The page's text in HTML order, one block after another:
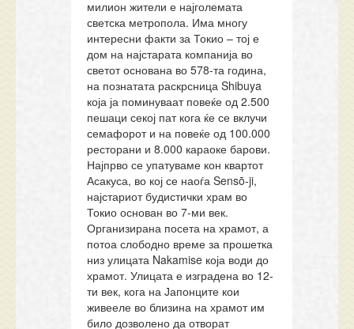
милион жители е најголемата
светска метропола. Има многу
интересни факти за Токио – тој е
дом на најстарата компанија во
светот основана во 578-та година,
на познатата раскрсница Shibuya
која ја поминуваат повеќе од 2.500
пешаци секој пат кога ќе се вклучи
семафорот и на повеќе од 100.000
ресторани и 8.000 караоке барови.
Најпрво се упатуваме кон квартот
Асакуса, во кој се наоѓа Sensō-ji,
најстариот будистички храм во
Токио основан во 7-ми век.
Организирана посета на храмот, а
потоа слободно време за прошетка
низ улицата Nakamise која води до
храмот. Улицата е изградена во 12-
ти век, кога на Јапонците кои
живееле во близина на храмот им
било дозволено да отворат